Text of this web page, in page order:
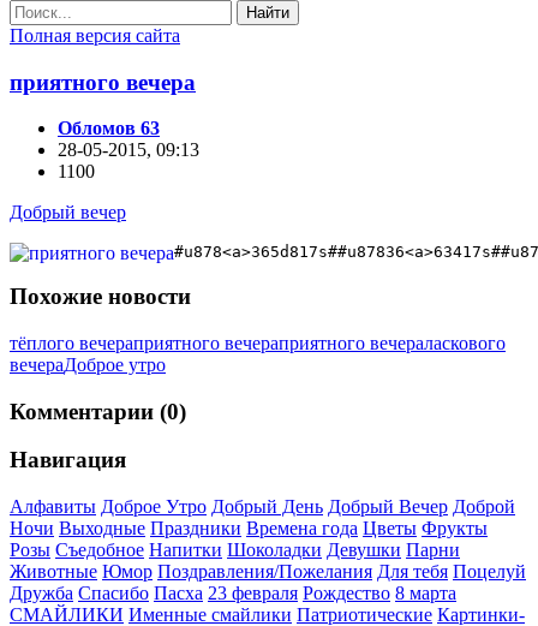
Найти
Полная версия сайта
приятного вечера
Обломов 63
28-05-2015, 09:13
1100
Добрый вечер
Похожие новости
тёплого вечераприятного вечераприятного вечераласкового
вечераДоброе утро
Комментарии (0)
Навигация
Алфавиты Доброе Утро Добрый День Добрый Вечер Доброй
Ночи Выходные Праздники Времена года Цветы Фрукты
Розы Съедобное Напитки Шоколадки Девушки Парни
Животные Юмор Поздравления/Пожелания Для тебя Поцелуй
Дружба Спасибо Пасха 23 февраля Рождество 8 марта
СМАЙЛИКИ Именные смайлики Патриотические Картинки-